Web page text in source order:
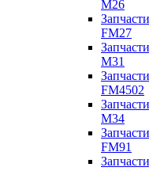
M26
FM27
M31
FM4502
M34
FM91